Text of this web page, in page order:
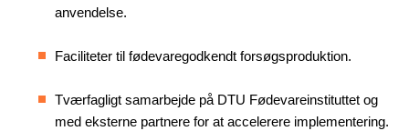
anvendelse.
Faciliteter til fødevaregodkendt forsøgsproduktion.
Tværfagligt samarbejde på DTU Fødevareinstituttet og
med eksterne partnere for at accelerere implementering.